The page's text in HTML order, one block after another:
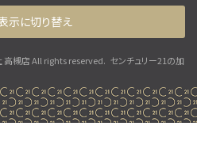
示に切り替え
高槻店 All rights reserved. センチュリー21の加